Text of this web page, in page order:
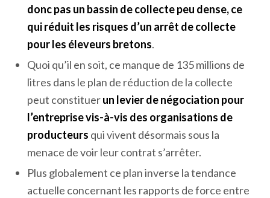
donc pas un bassin de collecte peu dense, ce
qui réduit les risques d’un arrêt de collecte
pour les éleveurs bretons.
Quoi qu’il en soit, ce manque de 135 millions de
litres dans le plan de réduction de la collecte
peut constituerun levier de négociation pour
l’entreprise vis-à-vis des organisations de
producteurs qui vivent désormais sous la
menace de voir leur contrat s’arrêter.
Plus globalement ce plan inverse la tendance
actuelle concernant les rapports de force entre